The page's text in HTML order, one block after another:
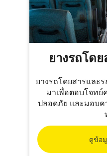
ยางรถโด
ยางรถโดยสารและ
มาเพื่อตอบโจทย์
ปลอดภัย และมอบค
ดูข้อ